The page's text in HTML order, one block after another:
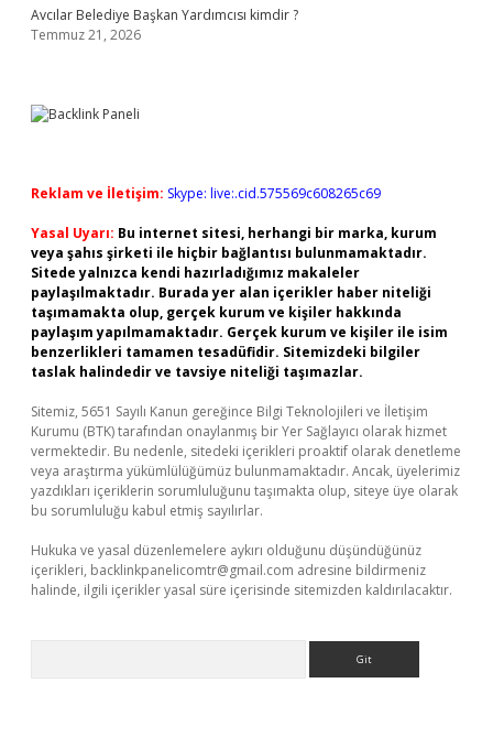
Avcılar Belediye Başkan Yardımcısı kimdir ?
Temmuz 21, 2026
Reklam ve İletişim: Skype: live:.cid.575569c608265c69
Yasal Uyarı: Bu internet sitesi, herhangi bir marka, kurum
veya şahıs şirketi ile hiçbir bağlantısı bulunmamaktadır.
Sitede yalnızca kendi hazırladığımız makaleler
paylaşılmaktadır. Burada yer alan içerikler haber niteliği
taşımamakta olup, gerçek kurum ve kişiler hakkında
paylaşım yapılmamaktadır. Gerçek kurum ve kişiler ile isim
benzerlikleri tamamen tesadüfidir. Sitemizdeki bilgiler
taslak halindedir ve tavsiye niteliği taşımazlar.
Sitemiz, 5651 Sayılı Kanun gereğince Bilgi Teknolojileri ve İletişim
Kurumu (BTK) tarafından onaylanmış bir Yer Sağlayıcı olarak hizmet
vermektedir. Bu nedenle, sitedeki içerikleri proaktif olarak denetleme
veya araştırma yükümlülüğümüz bulunmamaktadır. Ancak, üyelerimiz
yazdıkları içeriklerin sorumluluğunu taşımakta olup, siteye üye olarak
bu sorumluluğu kabul etmiş sayılırlar.
Hukuka ve yasal düzenlemelere aykırı olduğunu düşündüğünüz
içerikleri, backlinkpanelicomtr@gmail.com adresine bildirmeniz
halinde, ilgili içerikler yasal süre içerisinde sitemizden kaldırılacaktır.